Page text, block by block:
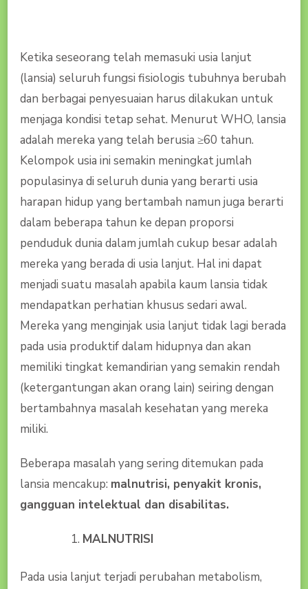
Ketika seseorang telah memasuki usia lanjut
(lansia) seluruh fungsi fisiologis tubuhnya berubah
dan berbagai penyesuaian harus dilakukan untuk
menjaga kondisi tetap sehat. Menurut WHO, lansia
adalah mereka yang telah berusia ≥60 tahun.
Kelompok usia ini semakin meningkat jumlah
populasinya di seluruh dunia yang berarti usia
harapan hidup yang bertambah namun juga berarti
dalam beberapa tahun ke depan proporsi
penduduk dunia dalam jumlah cukup besar adalah
mereka yang berada di usia lanjut. Hal ini dapat
menjadi suatu masalah apabila kaum lansia tidak
mendapatkan perhatian khusus sedari awal.
Mereka yang menginjak usia lanjut tidak lagi berada
pada usia produktif dalam hidupnya dan akan
memiliki tingkat kemandirian yang semakin rendah
(ketergantungan akan orang lain) seiring dengan
bertambahnya masalah kesehatan yang mereka
miliki.
Beberapa masalah yang sering ditemukan pada
lansia mencakup: malnutrisi, penyakit kronis,
gangguan intelektual dan disabilitas.
MALNUTRISI
Pada usia lanjut terjadi perubahan metabolism,